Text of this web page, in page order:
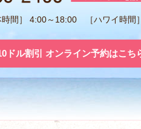
時間］ 4:00～18:00 ［ハワイ時
ドル割引 オンライン予約はこち